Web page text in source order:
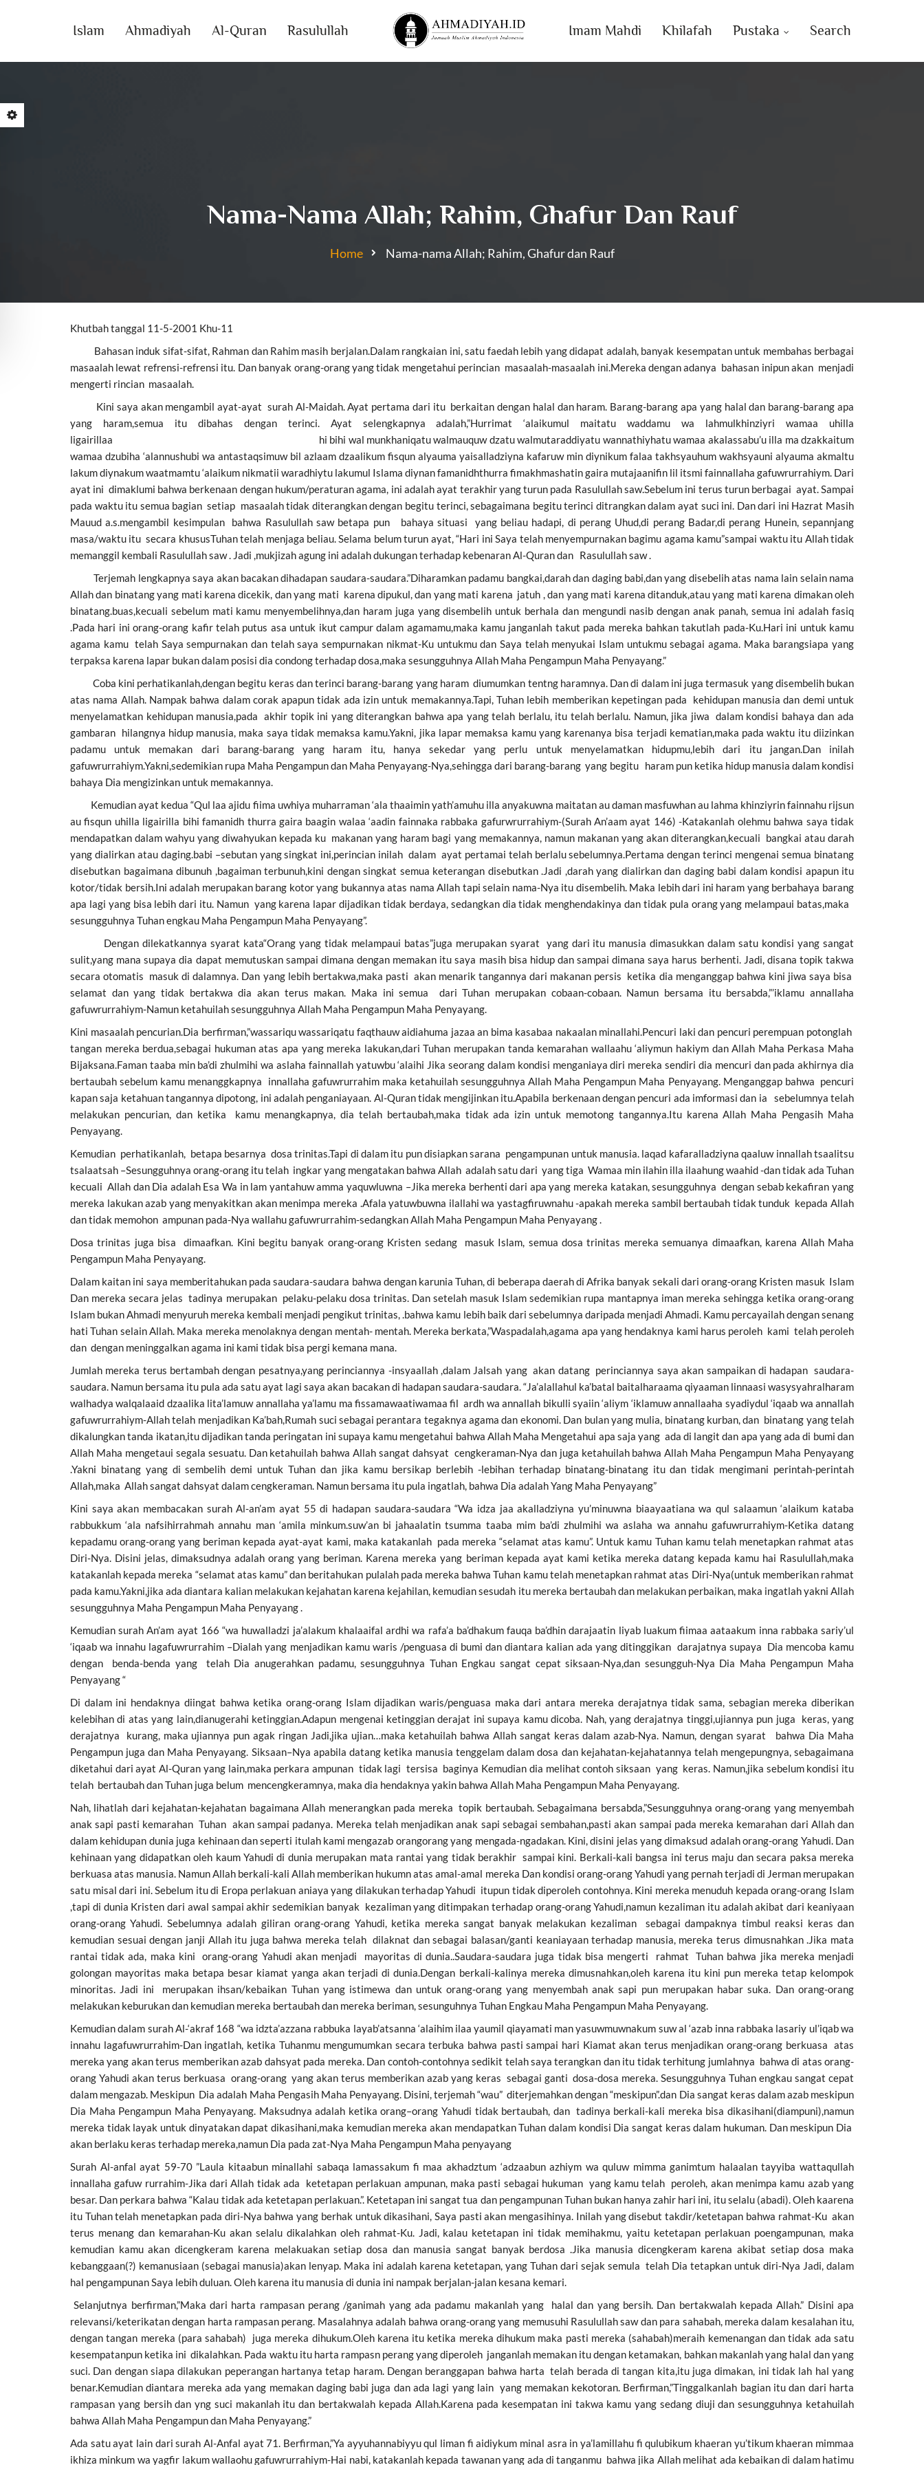
Islam Ahmadiyah Al-Quran Rasulullah Imam Mahdi Khilafah Pustaka Search
Nama-Nama Allah; Rahim, Ghafur Dan Rauf
Home Nama-nama Allah; Rahim, Ghafur dan Rauf
Khutbah tanggal 11-5-2001 Khu-11
Bahasan induk sifat-sifat, Rahman dan Rahim masih berjalan.Dalam rangkaian ini, satu faedah lebih yang didapat adalah, banyak kesempatan untuk membahas berbagai
masaalah lewat refrensi-refrensi itu. Dan banyak orang-orang yang tidak mengetahui perincian masaalah-masaalah ini.Mereka dengan adanya bahasan inipun akan menjadi
mengerti rincian masaalah.
Kini saya akan mengambil ayat-ayat surah Al-Maidah. Ayat pertama dari itu berkaitan dengan halal dan haram. Barang-barang apa yang halal dan barang-barang apa
yang haram,semua itu dibahas dengan terinci. Ayat selengkapnya adalah,”Hurrimat ‘alaikumul maitatu waddamu wa lahmulkhinziyri wamaa uhilla
ligairillaa hi bihi wal munkhaniqatu walmauquw dzatu walmutaraddiyatu wannathiyhatu wamaa akalassabu’u illa ma dzakkaitum
wamaa dzubiha ‘alannushubi wa antastaqsimuw bil azlaam dzaalikum fisqun alyauma yaisalladziyna kafaruw min diynikum falaa takhsyauhum wakhsyauni alyauma akmaltu
lakum diynakum waatmamtu ‘alaikum nikmatii waradhiytu lakumul Islama diynan famanidhthurra fimakhmashatin gaira mutajaanifin lil itsmi fainnallaha gafuwrurrahiym. Dari
ayat ini dimaklumi bahwa berkenaan dengan hukum/peraturan agama, ini adalah ayat terakhir yang turun pada Rasulullah saw.Sebelum ini terus turun berbagai ayat. Sampai
pada waktu itu semua bagian setiap masaalah tidak diterangkan dengan begitu terinci, sebagaimana begitu terinci ditrangkan dalam ayat suci ini. Dan dari ini Hazrat Masih
Mauud a.s.mengambil kesimpulan bahwa Rasulullah saw betapa pun bahaya situasi yang beliau hadapi, di perang Uhud,di perang Badar,di perang Hunein, sepannjang
masa/waktu itu secara khususTuhan telah menjaga beliau. Selama belum turun ayat, “Hari ini Saya telah menyempurnakan bagimu agama kamu”sampai waktu itu Allah tidak
memanggil kembali Rasulullah saw . Jadi ,mukjizah agung ini adalah dukungan terhadap kebenaran Al-Quran dan Rasulullah saw .
Terjemah lengkapnya saya akan bacakan dihadapan saudara-saudara.”Diharamkan padamu bangkai,darah dan daging babi,dan yang disebelih atas nama lain selain nama
Allah dan binatang yang mati karena dicekik, dan yang mati karena dipukul, dan yang mati karena jatuh , dan yang mati karena ditanduk,atau yang mati karena dimakan oleh
binatang.buas,kecuali sebelum mati kamu menyembelihnya,dan haram juga yang disembelih untuk berhala dan mengundi nasib dengan anak panah, semua ini adalah fasiq
.Pada hari ini orang-orang kafir telah putus asa untuk ikut campur dalam agamamu,maka kamu janganlah takut pada mereka bahkan takutlah pada-Ku.Hari ini untuk kamu
agama kamu telah Saya sempurnakan dan telah saya sempurnakan nikmat-Ku untukmu dan Saya telah menyukai Islam untukmu sebagai agama. Maka barangsiapa yang
terpaksa karena lapar bukan dalam posisi dia condong terhadap dosa,maka sesungguhnya Allah Maha Pengampun Maha Penyayang.”
Coba kini perhatikanlah,dengan begitu keras dan terinci barang-barang yang haram diumumkan tentng haramnya. Dan di dalam ini juga termasuk yang disembelih bukan
atas nama Allah. Nampak bahwa dalam corak apapun tidak ada izin untuk memakannya.Tapi, Tuhan lebih memberikan kepetingan pada kehidupan manusia dan demi untuk
menyelamatkan kehidupan manusia,pada akhir topik ini yang diterangkan bahwa apa yang telah berlalu, itu telah berlalu. Namun, jika jiwa dalam kondisi bahaya dan ada
gambaran hilangnya hidup manusia, maka saya tidak memaksa kamu.Yakni, jika lapar memaksa kamu yang karenanya bisa terjadi kematian,maka pada waktu itu diizinkan
padamu untuk memakan dari barang-barang yang haram itu, hanya sekedar yang perlu untuk menyelamatkan hidupmu,lebih dari itu jangan.Dan inilah
gafuwrurrahiym.Yakni,sedemikian rupa Maha Pengampun dan Maha Penyayang-Nya,sehingga dari barang-barang yang begitu haram pun ketika hidup manusia dalam kondisi
bahaya Dia mengizinkan untuk memakannya.
Kemudian ayat kedua “Qul laa ajidu fiima uwhiya muharraman ‘ala thaaimin yath’amuhu illa anyakuwna maitatan au daman masfuwhan au lahma khinziyrin fainnahu rijsun
au fisqun uhilla ligairilla bihi famanidh thurra gaira baagin walaa ‘aadin fainnaka rabbaka gafurwrurrahiym-(Surah An’aam ayat 146) -Katakanlah olehmu bahwa saya tidak
mendapatkan dalam wahyu yang diwahyukan kepada ku makanan yang haram bagi yang memakannya, namun makanan yang akan diterangkan,kecuali bangkai atau darah
yang dialirkan atau daging.babi –sebutan yang singkat ini,perincian inilah dalam ayat pertamai telah berlalu sebelumnya.Pertama dengan terinci mengenai semua binatang
disebutkan bagaimana dibunuh ,bagaiman terbunuh,kini dengan singkat semua keterangan disebutkan .Jadi ,darah yang dialirkan dan daging babi dalam kondisi apapun itu
kotor/tidak bersih.Ini adalah merupakan barang kotor yang bukannya atas nama Allah tapi selain nama-Nya itu disembelih. Maka lebih dari ini haram yang berbahaya barang
apa lagi yang bisa lebih dari itu. Namun yang karena lapar dijadikan tidak berdaya, sedangkan dia tidak menghendakinya dan tidak pula orang yang melampaui batas,maka
sesungguhnya Tuhan engkau Maha Pengampun Maha Penyayang”.
Dengan dilekatkannya syarat kata“Orang yang tidak melampaui batas”juga merupakan syarat yang dari itu manusia dimasukkan dalam satu kondisi yang sangat
sulit,yang mana supaya dia dapat memutuskan sampai dimana dengan memakan itu saya masih bisa hidup dan sampai dimana saya harus berhenti. Jadi, disana topik takwa
secara otomatis masuk di dalamnya. Dan yang lebih bertakwa,maka pasti akan menarik tangannya dari makanan persis ketika dia menganggap bahwa kini jiwa saya bisa
selamat dan yang tidak bertakwa dia akan terus makan. Maka ini semua dari Tuhan merupakan cobaan-cobaan. Namun bersama itu bersabda,”’iklamu annallaha
gafuwrurrahiym-Namun ketahuilah sesungguhnya Allah Maha Pengampun Maha Penyayang.
Kini masaalah pencurian.Dia berfirman,”wassariqu wassariqatu faqthauw aidiahuma jazaa an bima kasabaa nakaalan minallahi.Pencuri laki dan pencuri perempuan potonglah
tangan mereka berdua,sebagai hukuman atas apa yang mereka lakukan,dari Tuhan merupakan tanda kemarahan wallaahu ‘aliymun hakiym dan Allah Maha Perkasa Maha
Bijaksana.Faman taaba min ba’di zhulmihi wa aslaha fainnallah yatuwbu ‘alaihi Jika seorang dalam kondisi menganiaya diri mereka sendiri dia mencuri dan pada akhirnya dia
bertaubah sebelum kamu menanggkapnya innallaha gafuwrurrahim maka ketahuilah sesungguhnya Allah Maha Pengampun Maha Penyayang. Menganggap bahwa pencuri
kapan saja ketahuan tangannya dipotong, ini adalah penganiayaan. Al-Quran tidak mengijinkan itu.Apabila berkenaan dengan pencuri ada imformasi dan ia sebelumnya telah
melakukan pencurian, dan ketika kamu menangkapnya, dia telah bertaubah,maka tidak ada izin untuk memotong tangannya.Itu karena Allah Maha Pengasih Maha
Penyayang.
Kemudian perhatikanlah, betapa besarnya dosa trinitas.Tapi di dalam itu pun disiapkan sarana pengampunan untuk manusia. laqad kafaralladziyna qaaluw innallah tsaalitsu
tsalaatsah –Sesungguhnya orang-orang itu telah ingkar yang mengatakan bahwa Allah adalah satu dari yang tiga Wamaa min ilahin illa ilaahung waahid -dan tidak ada Tuhan
kecuali Allah dan Dia adalah Esa Wa in lam yantahuw amma yaquwluwna –Jika mereka berhenti dari apa yang mereka katakan, sesungguhnya dengan sebab kekafiran yang
mereka lakukan azab yang menyakitkan akan menimpa mereka .Afala yatuwbuwna ilallahi wa yastagfiruwnahu -apakah mereka sambil bertaubah tidak tunduk kepada Allah
dan tidak memohon ampunan pada-Nya wallahu gafuwrurrahim-sedangkan Allah Maha Pengampun Maha Penyayang .
Dosa trinitas juga bisa dimaafkan. Kini begitu banyak orang-orang Kristen sedang masuk Islam, semua dosa trinitas mereka semuanya dimaafkan, karena Allah Maha
Pengampun Maha Penyayang.
Dalam kaitan ini saya memberitahukan pada saudara-saudara bahwa dengan karunia Tuhan, di beberapa daerah di Afrika banyak sekali dari orang-orang Kristen masuk Islam
Dan mereka secara jelas tadinya merupakan pelaku-pelaku dosa trinitas. Dan setelah masuk Islam sedemikian rupa mantapnya iman mereka sehingga ketika orang-orang
Islam bukan Ahmadi menyuruh mereka kembali menjadi pengikut trinitas, .bahwa kamu lebih baik dari sebelumnya daripada menjadi Ahmadi. Kamu percayailah dengan senang
hati Tuhan selain Allah. Maka mereka menolaknya dengan mentah- mentah. Mereka berkata,”Waspadalah,agama apa yang hendaknya kami harus peroleh kami telah peroleh
dan dengan meninggalkan agama ini kami tidak bisa pergi kemana mana.
Jumlah mereka terus bertambah dengan pesatnya,yang perinciannya -insyaallah ,dalam Jalsah yang akan datang perinciannya saya akan sampaikan di hadapan saudara-
saudara. Namun bersama itu pula ada satu ayat lagi saya akan bacakan di hadapan saudara-saudara. “Ja’alallahul ka’batal baitalharaama qiyaaman linnaasi wasysyahralharam
walhadya walqalaaid dzaalika lita’lamuw annallaha ya’lamu ma fissamawaatiwamaa fil ardh wa annallah bikulli syaiin ‘aliym ‘iklamuw annallaaha syadiydul ‘iqaab wa annallah
gafuwrurrahiym-Allah telah menjadikan Ka’bah,Rumah suci sebagai perantara tegaknya agama dan ekonomi. Dan bulan yang mulia, binatang kurban, dan binatang yang telah
dikalungkan tanda ikatan,itu dijadikan tanda peringatan ini supaya kamu mengetahui bahwa Allah Maha Mengetahui apa saja yang ada di langit dan apa yang ada di bumi dan
Allah Maha mengetaui segala sesuatu. Dan ketahuilah bahwa Allah sangat dahsyat cengkeraman-Nya dan juga ketahuilah bahwa Allah Maha Pengampun Maha Penyayang
.Yakni binatang yang di sembelih demi untuk Tuhan dan jika kamu bersikap berlebih -lebihan terhadap binatang-binatang itu dan tidak mengimani perintah-perintah
Allah,maka Allah sangat dahsyat dalam cengkeraman. Namun bersama itu pula ingatlah, bahwa Dia adalah Yang Maha Penyayang”
Kini saya akan membacakan surah Al-an’am ayat 55 di hadapan saudara-saudara “Wa idza jaa akalladziyna yu’minuwna biaayaatiana wa qul salaamun ‘alaikum kataba
rabbukkum ‘ala nafsihirrahmah annahu man ‘amila minkum.suw’an bi jahaalatin tsumma taaba mim ba’di zhulmihi wa aslaha wa annahu gafuwrurrahiym-Ketika datang
kepadamu orang-orang yang beriman kepada ayat-ayat kami, maka katakanlah pada mereka “selamat atas kamu”. Untuk kamu Tuhan kamu telah menetapkan rahmat atas
Diri-Nya. Disini jelas, dimaksudnya adalah orang yang beriman. Karena mereka yang beriman kepada ayat kami ketika mereka datang kepada kamu hai Rasulullah,maka
katakanlah kepada mereka “selamat atas kamu” dan beritahukan pulalah pada mereka bahwa Tuhan kamu telah menetapkan rahmat atas Diri-Nya(untuk memberikan rahmat
pada kamu.Yakni,jika ada diantara kalian melakukan kejahatan karena kejahilan, kemudian sesudah itu mereka bertaubah dan melakukan perbaikan, maka ingatlah yakni Allah
sesungguhnya Maha Pengampun Maha Penyayang .
Kemudian surah An’am ayat 166 “wa huwalladzi ja’alakum khalaaifal ardhi wa rafa’a ba’dhakum fauqa ba’dhin darajaatin liyab luakum fiimaa aataakum inna rabbaka sariy’ul
‘iqaab wa innahu lagafuwrurrahim –Dialah yang menjadikan kamu waris /penguasa di bumi dan diantara kalian ada yang ditinggikan darajatnya supaya Dia mencoba kamu
dengan benda-benda yang telah Dia anugerahkan padamu, sesungguhnya Tuhan Engkau sangat cepat siksaan-Nya,dan sesungguh-Nya Dia Maha Pengampun Maha
Penyayang “
Di dalam ini hendaknya diingat bahwa ketika orang-orang Islam dijadikan waris/penguasa maka dari antara mereka derajatnya tidak sama, sebagian mereka diberikan
kelebihan di atas yang lain,dianugerahi ketinggian.Adapun mengenai ketinggian derajat ini supaya kamu dicoba. Nah, yang derajatnya tinggi,ujiannya pun juga keras, yang
derajatnya kurang, maka ujiannya pun agak ringan Jadi,jika ujian…maka ketahuilah bahwa Allah sangat keras dalam azab-Nya. Namun, dengan syarat bahwa Dia Maha
Pengampun juga dan Maha Penyayang. Siksaan–Nya apabila datang ketika manusia tenggelam dalam dosa dan kejahatan-kejahatannya telah mengepungnya, sebagaimana
diketahui dari ayat Al-Quran yang lain,maka perkara ampunan tidak lagi tersisa baginya Kemudian dia melihat contoh siksaan yang keras. Namun,jika sebelum kondisi itu
telah bertaubah dan Tuhan juga belum mencengkeramnya, maka dia hendaknya yakin bahwa Allah Maha Pengampun Maha Penyayang.
Nah, lihatlah dari kejahatan-kejahatan bagaimana Allah menerangkan pada mereka topik bertaubah. Sebagaimana bersabda,”Sesungguhnya orang-orang yang menyembah
anak sapi pasti kemarahan Tuhan akan sampai padanya. Mereka telah menjadikan anak sapi sebagai sembahan,pasti akan sampai pada mereka kemarahan dari Allah dan
dalam kehidupan dunia juga kehinaan dan seperti itulah kami mengazab orangorang yang mengada-ngadakan. Kini, disini jelas yang dimaksud adalah orang-orang Yahudi. Dan
kehinaan yang didapatkan oleh kaum Yahudi di dunia merupakan mata rantai yang tidak berakhir sampai kini. Berkali-kali bangsa ini terus maju dan secara paksa mereka
berkuasa atas manusia. Namun Allah berkali-kali Allah memberikan hukumn atas amal-amal mereka Dan kondisi orang-orang Yahudi yang pernah terjadi di Jerman merupakan
satu misal dari ini. Sebelum itu di Eropa perlakuan aniaya yang dilakukan terhadap Yahudi itupun tidak diperoleh contohnya. Kini mereka menuduh kepada orang-orang Islam
,tapi di dunia Kristen dari awal sampai akhir sedemikian banyak kezaliman yang ditimpakan terhadap orang-orang Yahudi,namun kezaliman itu adalah akibat dari keaniyaan
orang-orang Yahudi. Sebelumnya adalah giliran orang-orang Yahudi, ketika mereka sangat banyak melakukan kezaliman sebagai dampaknya timbul reaksi keras dan
kemudian sesuai dengan janji Allah itu juga bahwa mereka telah dilaknat dan sebagai balasan/ganti keaniayaan terhadap manusia, mereka terus dimusnahkan .Jika mata
rantai tidak ada, maka kini orang-orang Yahudi akan menjadi mayoritas di dunia..Saudara-saudara juga tidak bisa mengerti rahmat Tuhan bahwa jika mereka menjadi
golongan mayoritas maka betapa besar kiamat yanga akan terjadi di dunia.Dengan berkali-kalinya mereka dimusnahkan,oleh karena itu kini pun mereka tetap kelompok
minoritas. Jadi ini merupakan ihsan/kebaikan Tuhan yang istimewa dan untuk orang-orang yang menyembah anak sapi pun merupakan habar suka. Dan orang-orang
melakukan keburukan dan kemudian mereka bertaubah dan mereka beriman, sesunguhnya Tuhan Engkau Maha Pengampun Maha Penyayang.
Kemudian dalam surah Al-‘akraf 168 “wa idzta’azzana rabbuka layab’atsanna ‘alaihim ilaa yaumil qiayamati man yasuwmuwnakum suw al ‘azab inna rabbaka lasariy ul’iqab wa
innahu lagafuwrurrahim-Dan ingatlah, ketika Tuhanmu mengumumkan secara terbuka bahwa pasti sampai hari Kiamat akan terus menjadikan orang-orang berkuasa atas
mereka yang akan terus memberikan azab dahsyat pada mereka. Dan contoh-contohnya sedikit telah saya terangkan dan itu tidak terhitung jumlahnya bahwa di atas orang-
orang Yahudi akan terus berkuasa orang-orang yang akan terus memberikan azab yang keras sebagai ganti dosa-dosa mereka. Sesungguhnya Tuhan engkau sangat cepat
dalam mengazab. Meskipun Dia adalah Maha Pengasih Maha Penyayang. Disini, terjemah “wau” diterjemahkan dengan “meskipun”.dan Dia sangat keras dalam azab meskipun
Dia Maha Pengampun Maha Penyayang. Maksudnya adalah ketika orang–orang Yahudi tidak bertaubah, dan tadinya berkali-kali mereka bisa dikasihani(diampuni),namun
mereka tidak layak untuk dinyatakan dapat dikasihani,maka kemudian mereka akan mendapatkan Tuhan dalam kondisi Dia sangat keras dalam hukuman. Dan meskipun Dia
akan berlaku keras terhadap mereka,namun Dia pada zat-Nya Maha Pengampun Maha penyayang
Surah Al-anfal ayat 59-70 ”Laula kitaabun minallahi sabaqa lamassakum fi maa akhadztum ‘adzaabun azhiym wa quluw mimma ganimtum halaalan tayyiba wattaqullah
innallaha gafuw rurrahim-Jika dari Allah tidak ada ketetapan perlakuan ampunan, maka pasti sebagai hukuman yang kamu telah peroleh, akan menimpa kamu azab yang
besar. Dan perkara bahwa “Kalau tidak ada ketetapan perlakuan.”. Ketetapan ini sangat tua dan pengampunan Tuhan bukan hanya zahir hari ini, itu selalu (abadi). Oleh kaarena
itu Tuhan telah menetapkan pada diri-Nya bahwa yang berhak untuk dikasihani, Saya pasti akan mengasihinya. Inilah yang disebut takdir/ketetapan bahwa rahmat-Ku akan
terus menang dan kemarahan-Ku akan selalu dikalahkan oleh rahmat-Ku. Jadi, kalau ketetapan ini tidak memihakmu, yaitu ketetapan perlakuan poengampunan, maka
kemudian kamu akan dicengkeram karena melakuakan setiap dosa dan manusia sangat banyak berdosa .Jika manusia dicengkeram karena akibat setiap dosa maka
kebanggaan(?) kemanusiaan (sebagai manusia)akan lenyap. Maka ini adalah karena ketetapan, yang Tuhan dari sejak semula telah Dia tetapkan untuk diri-Nya Jadi, dalam
hal pengampunan Saya lebih duluan. Oleh karena itu manusia di dunia ini nampak berjalan-jalan kesana kemari.
Selanjutnya berfirman,”Maka dari harta rampasan perang /ganimah yang ada padamu makanlah yang halal dan yang bersih. Dan bertakwalah kepada Allah.” Disini apa
relevansi/keterikatan dengan harta rampasan perang. Masalahnya adalah bahwa orang-orang yang memusuhi Rasulullah saw dan para sahabah, mereka dalam kesalahan itu,
dengan tangan mereka (para sahabah) juga mereka dihukum.Oleh karena itu ketika mereka dihukum maka pasti mereka (sahabah)meraih kemenangan dan tidak ada satu
kesempatanpun ketika ini dikalahkan. Pada waktu itu harta rampasn perang yang diperoleh janganlah memakan itu dengan ketamakan, bahkan makanlah yang halal dan yang
suci. Dan dengan siapa dilakukan peperangan hartanya tetap haram. Dengan beranggapan bahwa harta telah berada di tangan kita,itu juga dimakan, ini tidak lah hal yang
benar.Kemudian diantara mereka ada yang memakan daging babi juga dan ada lagi yang lain yang memakan kekotoran. Berfirman,”Tinggalkanlah bagian itu dan dari harta
rampasan yang bersih dan yng suci makanlah itu dan bertakwalah kepada Allah.Karena pada kesempatan ini takwa kamu yang sedang diuji dan sesungguhnya ketahuilah
bahwa Allah Maha Pengampun dan Maha Penyayang.”
Ada satu ayat lain dari surah Al-Anfal ayat 71. Berfirman,”Ya ayyuhannabiyyu qul liman fi aidiykum minal asra in ya’lamillahu fi qulubikum khaeran yu’tikum khaeran mimmaa
ikhiza minkum wa yagfir lakum wallaohu gafuwrurrahiym-Hai nabi, katakanlah kepada tawanan yang ada di tanganmu bahwa jika Allah melihat ada kebaikan di dalam hatimu